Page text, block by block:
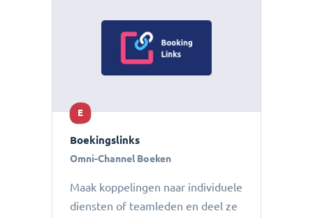
E
Boekingslinks
Omni-Channel Boeken
Maak koppelingen naar individuele
diensten of teamleden en deel ze